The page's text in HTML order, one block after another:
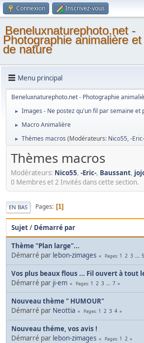
Connexion Inscrivez-vous
Beneluxnaturephoto.net -
Photographie animalière et
de nature
Menu principal
Beneluxnaturephoto.net - Photographie
► Images - Ne postez qu'un fil par semaine et
► Macro Animalière
► Thèmes macros(Modérateurs: Nico55,-Eric-
Thèmes macros
Modérateurs: Nico55, -Eric-, Baussant,
0 Membres et 2 Invités dans cette section.
EN BAS Pages 1
Sujet/ Démarré par
Thème "Plan large"...
Démarré par lebon-zimages Pages 1 2 3 ... 5
Vos plus beaux flous ... Fil ouvert à tout
Démarré par ji-em Pages 1 2 3 ... 7
Nouveau thème " HUMOUR"
Démarré par Neottia Pages 1 2 3 4
Nouveau théme, vos avis !
Démarré par lebon-zimages Pages 1 2